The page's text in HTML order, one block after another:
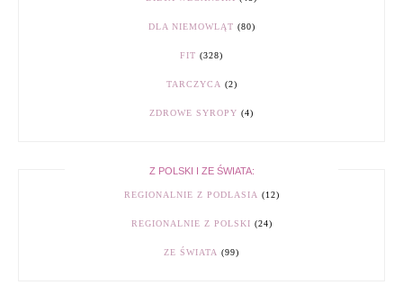
DLA NIEMOWLĄT (80)
FIT (328)
TARCZYCA (2)
ZDROWE SYROPY (4)
Z POLSKI I ZE ŚWIATA:
REGIONALNIE Z PODLASIA (12)
REGIONALNIE Z POLSKI (24)
ZE ŚWIATA (99)